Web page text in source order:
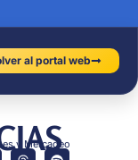
al portal web
y Mercadeo